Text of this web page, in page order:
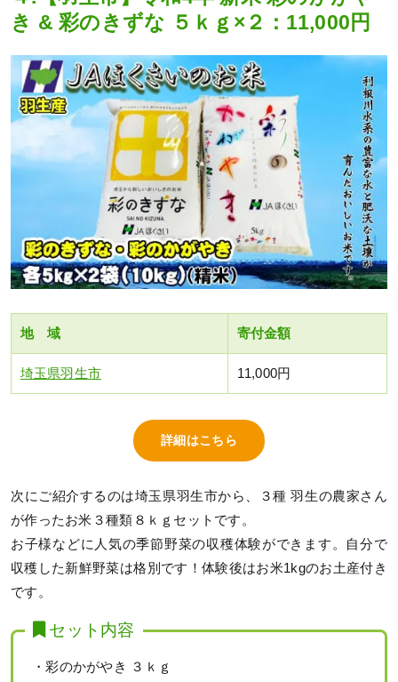
き & 彩のきずな ５ｋｇ×２：11,000円
地 域 寄付金額
埼玉県羽生市 11,000円
詳細はこちら
次にご紹介するのは埼玉県羽生市から、３種 羽生の農家さん
が作ったお米３種類８ｋｇセットです。
お子様などに人気の季節野菜の収穫体験ができます。自分で
収穫した新鮮野菜は格別です！体験後はお米1kgのお土産付き
です。
セット内容
・彩のかがやき ３ｋｇ